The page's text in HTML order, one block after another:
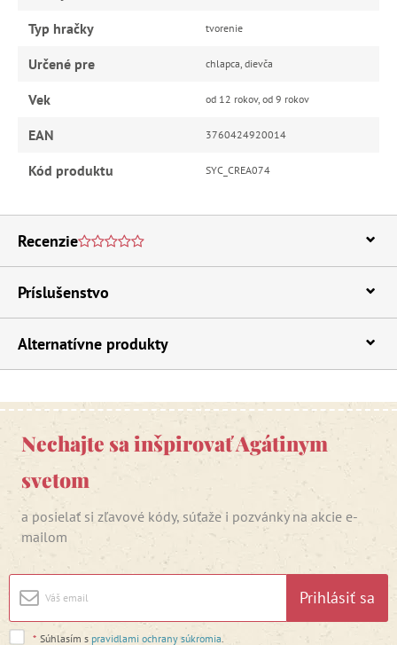
Typ hračky tvorenie
Určené pre chlapca, dievča
Vek od 12 rokov, od 9 rokov
EAN 3760424920014
Kód produktu SYC_CREA074
Recenzie
Príslušenstvo
Alternatívne produkty
Nechajte sa inšpirovať Agátinym
svetom
a posielať si zľavové kódy, súťaže i pozvánky na akcie e-
mailom
Prihlásiť sa
* Súhlasím s pravidlami ochrany súkromia